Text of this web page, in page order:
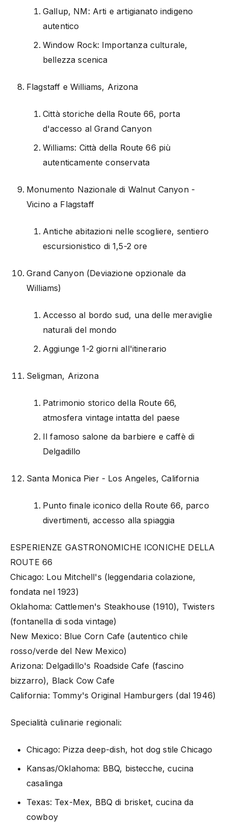
Gallup, NM: Arti e artigianato indigeno
autentico
Window Rock: Importanza culturale,
bellezza scenica
Flagstaff e Williams, Arizona
Città storiche della Route 66, porta
d'accesso al Grand Canyon
Williams: Città della Route 66 più
autenticamente conservata
Monumento Nazionale di Walnut Canyon -
Vicino a Flagstaff
Antiche abitazioni nelle scogliere, sentiero
escursionistico di 1,5-2 ore
Grand Canyon (Deviazione opzionale da
Williams)
Accesso al bordo sud, una delle meraviglie
naturali del mondo
Aggiunge 1-2 giorni all'itinerario
Seligman, Arizona
Patrimonio storico della Route 66,
atmosfera vintage intatta del paese
Il famoso salone da barbiere e caffè di
Delgadillo
Santa Monica Pier - Los Angeles, California
Punto finale iconico della Route 66, parco
divertimenti, accesso alla spiaggia
ESPERIENZE GASTRONOMICHE ICONICHE DELLA
ROUTE 66
Chicago: Lou Mitchell's (leggendaria colazione,
fondata nel 1923)
Oklahoma: Cattlemen's Steakhouse (1910), Twisters
(fontanella di soda vintage)
New Mexico: Blue Corn Cafe (autentico chile
rosso/verde del New Mexico)
Arizona: Delgadillo's Roadside Cafe (fascino
bizzarro), Black Cow Cafe
California: Tommy's Original Hamburgers (dal 1946)
Specialità culinarie regionali:
Chicago: Pizza deep-dish, hot dog stile Chicago
Kansas/Oklahoma: BBQ, bistecche, cucina
casalinga
Texas: Tex-Mex, BBQ di brisket, cucina da
cowboy